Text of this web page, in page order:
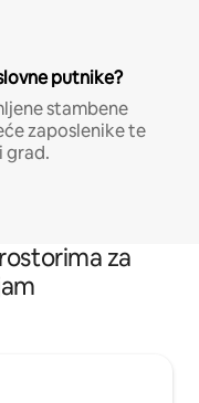
putnike?
stambene
zaposlenike te
grad.
za